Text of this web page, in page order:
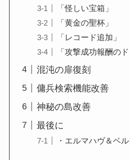
「怪しい宝箱」
「黄金の聖杯」
「レコード追加」
「攻撃成功報酬の
混沌の扉復刻
傭兵検索機能改善
神秘の島改善
最後に
・エルマハヴ＆ベ